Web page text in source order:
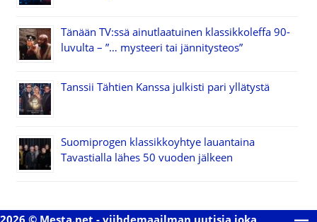
Tänään TV:ssä ainutlaatuinen klassikkoleffa 90-
luvulta – ”… mysteeri tai jännitysteos”
Tanssii Tähtien Kanssa julkisti pari yllätystä
Suomiprogen klassikkoyhtye lauantaina
Tavastialla lähes 50 vuoden jälkeen
2026 © Mesta.net - viihdemaailman uutisia joka